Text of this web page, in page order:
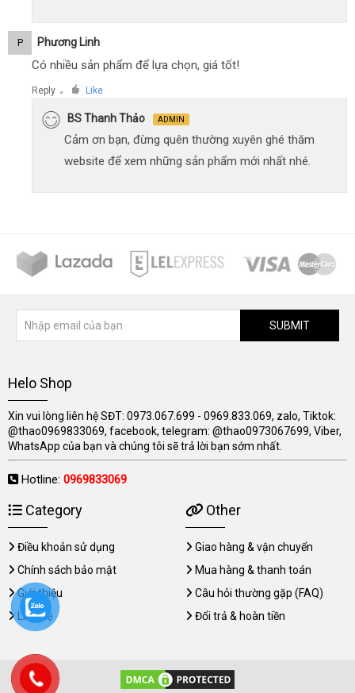
P Phương Linh
Có nhiều sản phẩm để lựa chọn, giá tốt!
Reply ● Like
BS Thanh Thảo ADMIN
Cảm ơn bạn, đừng quên thường xuyên ghé thăm
website để xem những sản phẩm mới nhất nhé.
SUBMIT
Helo Shop
Xin vui lòng liên hệ SĐT: 0973.067.699 - 0969.833.069, zalo, Tiktok:
@thao0969833069, facebook, telegram: @thao0973067699, Viber,
WhatsApp của bạn và chúng tôi sẽ trả lời bạn sớm nhất.
Hotline: 0969833069
Category
Điều khoản sử dụng
Chính sách bảo mật
Giới thiệu
Liên hệ
Other
Giao hàng & vận chuyển
Mua hàng & thanh toán
Câu hỏi thường gặp (FAQ)
Đổi trả & hoàn tiền